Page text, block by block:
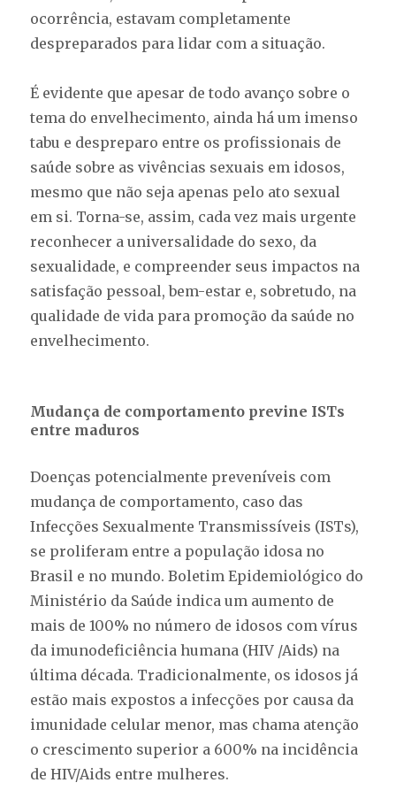
ocorrência, estavam completamente
despreparados para lidar com a situação.
É evidente que apesar de todo avanço sobre o
tema do envelhecimento, ainda há um imenso
tabu e despreparo entre os profissionais de
saúde sobre as vivências sexuais em idosos,
mesmo que não seja apenas pelo ato sexual
em si. Torna-se, assim, cada vez mais urgente
reconhecer a universalidade do sexo, da
sexualidade, e compreender seus impactos na
satisfação pessoal, bem-estar e, sobretudo, na
qualidade de vida para promoção da saúde no
envelhecimento.
Mudança de comportamento previne ISTs
entre maduros
Doenças potencialmente preveníveis com
mudança de comportamento, caso das
Infecções Sexualmente Transmissíveis (ISTs),
se proliferam entre a população idosa no
Brasil e no mundo. Boletim Epidemiológico do
Ministério da Saúde indica um aumento de
mais de 100% no número de idosos com vírus
da imunodeficiência humana (HIV /Aids) na
última década. Tradicionalmente, os idosos já
estão mais expostos a infecções por causa da
imunidade celular menor, mas chama atenção
o crescimento superior a 600% na incidência
de HIV/Aids entre mulheres.